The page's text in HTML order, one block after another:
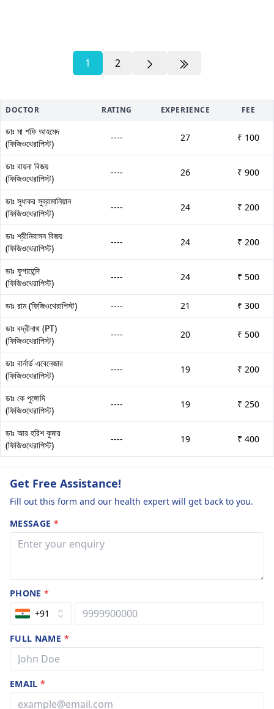
1 2
DOCTOR RATING EXPERIENCE FEE
ডাঃ মা শফি আহমেদ
(ফিজিওথেরাপিস্ট)
---- 27 ₹ 100
ডাঃ বায়না বিজয়
(ফিজিওথেরাপিস্ট)
---- 26 ₹ 900
ডাঃ সুধাকর সুব্রামানিয়ান
(ফিজিওথেরাপিস্ট)
---- 24 ₹ 200
ডাঃ শ্রীনিবাসন বিজয়
(ফিজিওথেরাপিস্ট)
---- 24 ₹ 200
ডাঃ ফুগাহেন্দি
(ফিজিওথেরাপিস্ট)
---- 24 ₹ 500
ডাঃ রাম (ফিজিওথেরাপিস্ট) ---- 21
₹ 300
ডাঃ বদ্রীনাথ (PT)
(ফিজিওথেরাপিস্ট)
---- 20 ₹ 500
ডাঃ বার্নার্ড এবেনেজার
(ফিজিওথেরাপিস্ট)
---- 19 ₹ 200
ডাঃ কে পুঙ্গোদি
(ফিজিওথেরাপিস্ট)
---- 19 ₹ 250
ডাঃ আর হরিশ কুমার
(ফিজিওথেরাপিস্ট)
---- 19 ₹ 400
Get Free Assistance!
Fill out this form and our health expert will get back to you.
MESSAGE *
PHONE*
+91
FULL NAME *
EMAIL*